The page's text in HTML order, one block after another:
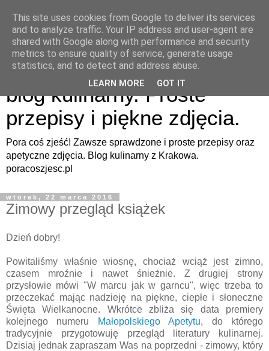
Pora coś zjeść - apetyczny
blog kulinarny. Proste
przepisy i piękne zdjęcia.
Pora coś zjeść! Zawsze sprawdzone i proste przepisy oraz
apetyczne zdjęcia. Blog kulinarny z Krakowa.
poracoszjesc.pl
wtorek, 22 marca 2016
Zimowy przegląd książek
Dzień dobry!
Powitaliśmy właśnie wiosnę, chociaż wciąż jest zimno,
czasem mroźnie i nawet śnieżnie. Z drugiej strony
przysłowie mówi "W marcu jak w garncu", więc trzeba to
przeczekać mając nadzieję na piękne, ciepłe i słoneczne
Święta Wielkanocne. Wkrótce zbliża się data premiery
kolejnego numeru
Małopolskiego Apetytu, do którego
tradycyjnie przygotowuję przegląd literatury kulinarnej.
Dzisiaj jednak zapraszam Was na poprzedni - zimowy, który
This site uses cookies from Google to deliver its services
and to analyze traffic. Your IP address and user-agent are
shared with Google along with performance and security
metrics to ensure quality of service, generate usage
statistics, and to detect and address abuse.
LEARN MORE GOT IT